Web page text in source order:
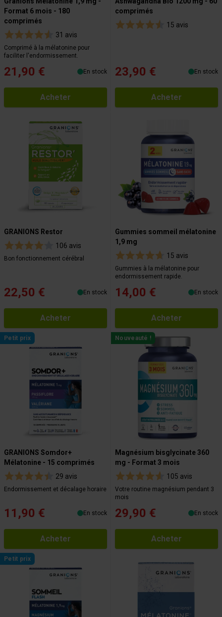
Format 6 mois - 180
comprimés
31 avis
Comprimé à la mélatonine pour
faciliter l'endormissement.
21,90 € En stock
Acheter
comprimés
15 avis
23,90 € En stock
Acheter
GRANIONS Restor
106 avis
Bon fonctionnement cérébral
22,50 € En stock
Acheter
Gummies sommeil mélatonine
1,9 mg
15 avis
Gummies à la mélatonine pour
endormissement rapide.
14,00 € En stock
Acheter
Petit prix
GRANIONS Somdor+
Mélatonine - 15 comprimés
29 avis
Endormissement et décalage horaire
11,90 € En stock
Acheter
Nouveauté !
Magnésium bisglycinate 360
mg - Format 3 mois
105 avis
Votre routine magnésium pendant 3
mois
29,90 € En stock
Acheter
Petit prix